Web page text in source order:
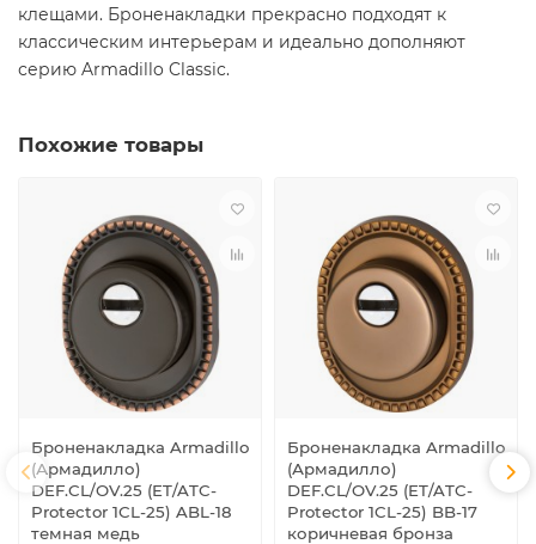
клещами. Броненакладки прекрасно подходят к
классическим интерьерам и идеально дополняют
серию Armadillo Classic.
Похожие товары
Броненакладка Armadillo
(Армадилло)
DEF.CL/OV.25 (ET/ATC-
Protector 1CL-25) ABL-18
темная медь
Броненакладка Armadillo
(Армадилло)
DEF.CL/OV.25 (ET/ATC-
Protector 1CL-25) BB-17
коричневая бронза